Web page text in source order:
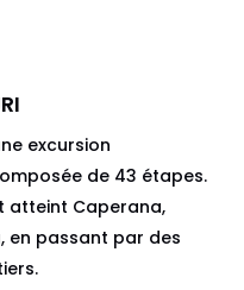
excursion
de 43 étapes.
atteint Caperana,
en passant par des